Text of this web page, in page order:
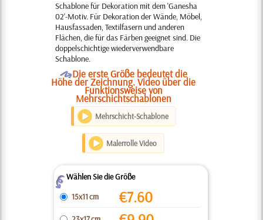
Schablone für Dekoration mit dem 'Ganesha
02'-Motiv. Für Dekoration der Wände, Möbel,
Hausfassaden, Textilfasern und anderen
Flächen, die für das Färben geeignet sind. Die
doppelschichtige wiederverwendbare
Schablone.
ODie erste Größe bedeutet die
Höhe der Zeichnung. Video über die
Funktionsweise von
Mehrschichtschablonen
Mehrschicht-Schablone
Malerrolle Video
ZWählen Sie die Größe
15x11 cm
€7.60